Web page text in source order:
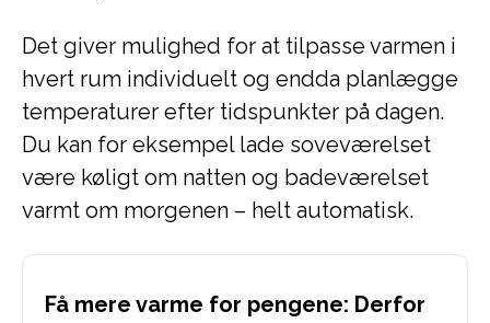
Det giver mulighed for at tilpasse varmen i
hvert rum individuelt og endda planlægge
temperaturer efter tidspunkter på dagen.
Du kan for eksempel lade soveværelset
være køligt om natten og badeværelset
varmt om morgenen – helt automatisk.
Få mere varme for pengene: Derfor